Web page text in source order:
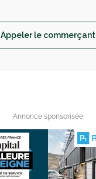
Appeler le commerçant
Annonce sponsorisée